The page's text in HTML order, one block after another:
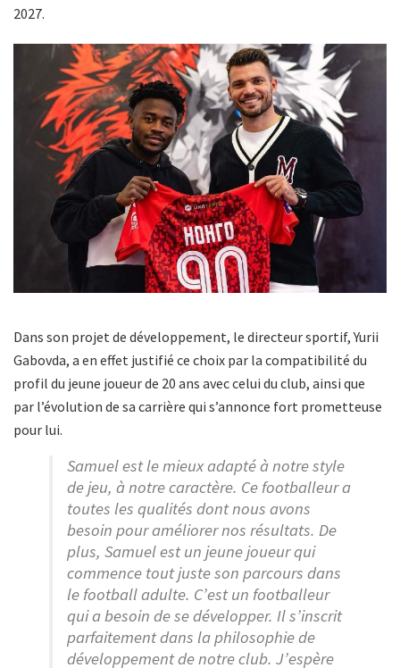
2027.
Dans son projet de développement, le directeur sportif, Yurii
Gabovda, a en effet justifié ce choix par la compatibilité du
profil du jeune joueur de 20 ans avec celui du club, ainsi que
par l’évolution de sa carrière qui s’annonce fort prometteuse
pour lui.
Samuel est le mieux adapté à notre style
de jeu, à notre caractère. Ce footballeur a
toutes les qualités dont nous avons
besoin pour améliorer nos résultats. De
plus, Samuel est un jeune joueur qui
commence tout juste son parcours dans
le football adulte. C’est un footballeur
qui a besoin de se développer. Il s’inscrit
parfaitement dans la philosophie de
développement de notre club. J’espère